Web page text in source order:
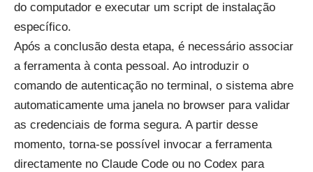
do computador e executar um script de instalação
específico.
Após a conclusão desta etapa, é necessário associar
a ferramenta à conta pessoal. Ao introduzir o
comando de autenticação no terminal, o sistema abre
automaticamente uma janela no browser para validar
as credenciais de forma segura. A partir desse
momento, torna-se possível invocar a ferramenta
directamente no Claude Code ou no Codex para